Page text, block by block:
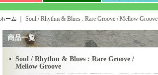
ホーム Soul / Rhythm & Blues : Rare Groove / Mellow Groove
商品一覧
Soul / Rhythm & Blues : Rare Groove /
Mellow Groove